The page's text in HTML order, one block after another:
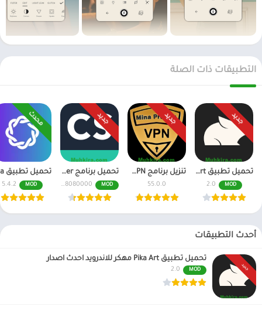
التطبيقات ذات الصلة
جديد
تحميل تطبيق Pika Art مهكر للاندرويد احدث اصدار
MOD
2.0
جديد
تنزيل برنامج Mina Pro Net VPN مهكر للاندرويد و للايفون
55.0.0
جديد
تحميل برنامج CamScanner مهكر اخر اصدار النسخة المدفوعة
MOD
6.70.0.2408080000
محدث
MOD
5.4.2
أحدث التطبيقات
جديد
تحميل تطبيق Pika Art مهكر للاندرويد احدث اصدار
MOD
2.0